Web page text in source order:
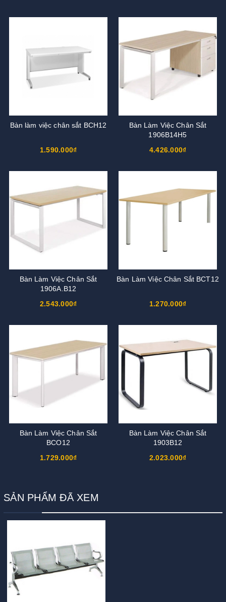
Bàn làm việc chân sắt BCH12
1.590.000₫
Bàn Làm Việc Chân Sắt
1906B14H5
4.426.000₫
Bàn Làm Việc Chân Sắt
1906A.B12
2.543.000₫
Bàn Làm Việc Chân Sắt BCT12
1.270.000₫
Bàn Làm Việc Chân Sắt
BCO12
1.729.000₫
Bàn Làm Việc Chân Sắt
1903B12
2.023.000₫
SẢN PHẨM ĐÃ XEM